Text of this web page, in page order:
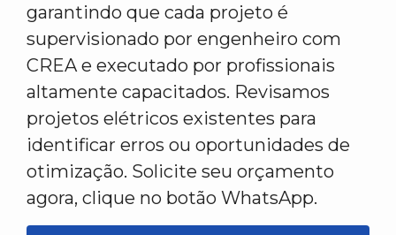
garantindo que cada projeto é
supervisionado por engenheiro com
CREA e executado por profissionais
altamente capacitados. Revisamos
projetos elétricos existentes para
identificar erros ou oportunidades de
otimização. Solicite seu orçamento
agora, clique no botão WhatsApp.